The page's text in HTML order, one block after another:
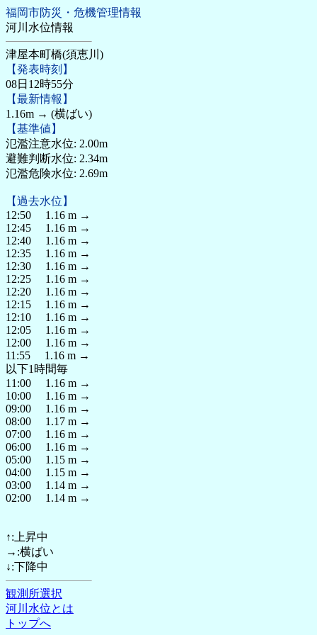
福岡市防災・危機管理情報
河川水位情報
津屋本町橋(須恵川)
【発表時刻】
08日12時55分
【最新情報】
1.16m → (横ばい)
【基準値】
氾濫注意水位: 2.00m
避難判断水位: 2.34m
氾濫危険水位: 2.69m
【過去水位】
12:50 1.16 m →
12:45 1.16 m →
12:40 1.16 m →
12:35 1.16 m →
12:30 1.16 m →
12:25 1.16 m →
12:20 1.16 m →
12:15 1.16 m →
12:10 1.16 m →
12:05 1.16 m →
12:00 1.16 m →
11:55 1.16 m →
以下1時間毎
11:00 1.16 m →
10:00 1.16 m →
09:00 1.16 m →
08:00 1.17 m →
07:00 1.16 m →
06:00 1.16 m →
05:00 1.15 m →
04:00 1.15 m →
03:00 1.14 m →
02:00 1.14 m →
↑:上昇中
→:横ばい
↓:下降中
観測所選択
河川水位とは
トップへ